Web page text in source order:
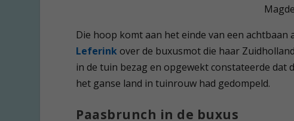
Die hoop komt aan het einde van een
Leferinkover de buxusmot die haar
in de tuin bezag en opgewekt constateerde dat
het ganse land in tuinrouw had gedompeld.
Paasbrunch in de buxus